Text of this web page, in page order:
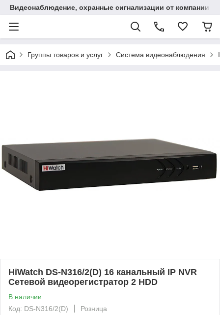
Видеонаблюдение, охранные сигнализации от компании
Группы товаров и услуг Система видеонаблюдения
HiWatch DS-N316/2(D) 16 канальный IP NVR
Сетевой видеорегистратор 2 HDD
В наличии
Код: DS-N316/2(D)
Розница